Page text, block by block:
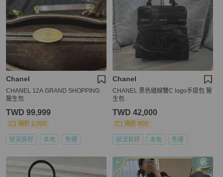
Chanel
CHANEL 12A GRAND SHOPPING
醫生包
TWD 99,999
現折 2,000
狀況良好 本地 免運
Chanel
CHANEL 黑色縫線雙C logo手提包 醫
生包
TWD 42,000
現折 800
狀況良好 本地 免運